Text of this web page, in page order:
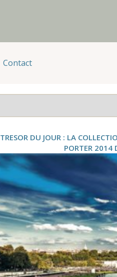
Contact
TRESOR DU JOUR : LA
PORTER 2014